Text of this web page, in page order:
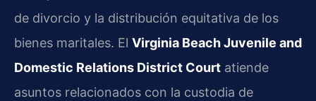
de divorcio y la distribución equitativa de los
bienes maritales. El Virginia Beach Juvenile and
Domestic Relations District Court atiende
asuntos relacionados con la custodia de